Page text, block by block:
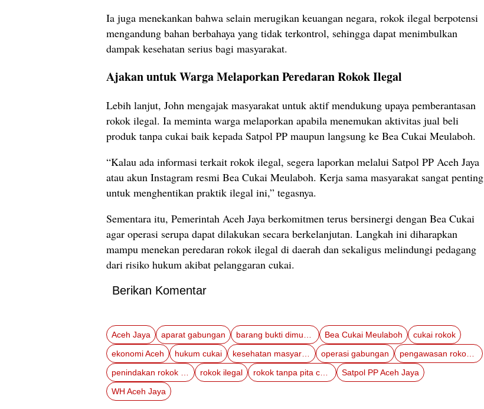
Ia juga menekankan bahwa selain merugikan keuangan negara, rokok ilegal berpotensi
mengandung bahan berbahaya yang tidak terkontrol, sehingga dapat menimbulkan
dampak kesehatan serius bagi masyarakat.
Ajakan untuk Warga Melaporkan Peredaran Rokok Ilegal
Lebih lanjut, John mengajak masyarakat untuk aktif mendukung upaya pemberantasan
rokok ilegal. Ia meminta warga melaporkan apabila menemukan aktivitas jual beli
produk tanpa cukai baik kepada Satpol PP maupun langsung ke Bea Cukai Meulaboh.
“Kalau ada informasi terkait rokok ilegal, segera laporkan melalui Satpol PP Aceh Jaya
atau akun Instagram resmi Bea Cukai Meulaboh. Kerja sama masyarakat sangat penting
untuk menghentikan praktik ilegal ini,” tegasnya.
Sementara itu, Pemerintah Aceh Jaya berkomitmen terus bersinergi dengan Bea Cukai
agar operasi serupa dapat dilakukan secara berkelanjutan. Langkah ini diharapkan
mampu menekan peredaran rokok ilegal di daerah dan sekaligus melindungi pedagang
dari risiko hukum akibat pelanggaran cukai.
Berikan Komentar
Aceh Jaya aparat gabungan barang bukti dimusnahkan Bea Cukai Meulaboh
cukai rokok
ekonomi Aceh
hukum cukai kesehatan masyarakat operasi gabungan
pengawasan rokok ilegal
penindakan rokok ilegal
rokok ilegal rokok tanpa pita cukai
Satpol PP Aceh Jaya
WH Aceh Jaya